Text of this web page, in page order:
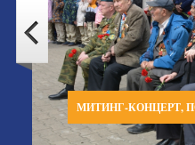
МИТИНГ-КОНЦЕРТ,